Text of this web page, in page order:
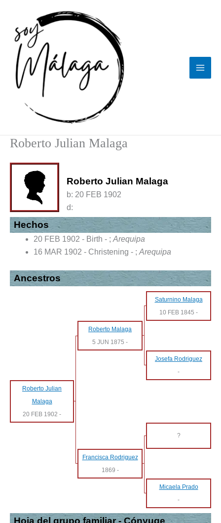
contenido
Roberto Julian Malaga
Roberto Julian Malaga
b: 20 FEB 1902
d:
Hechos
20 FEB 1902 - Birth - ; Arequipa
16 MAR 1902 - Christening - ; Arequipa
Ancestros
Saturnino Malaga
10 FEB 1845 -
Roberto Malaga
5 JUN 1875 -
Josefa Rodriguez
-
Roberto Julian
Malaga
20 FEB 1902 -
?
Francisca Rodriguez
1869 -
Micaela Prado
-
Hoja del grupo familiar - Cónyuge